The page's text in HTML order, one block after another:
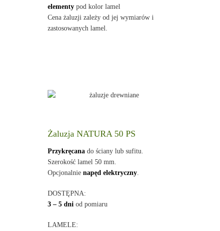
elementypod kolor lamel
Cena żaluzji zależy od jej wymiarów i
zastosowanych lamel.
Żaluzja NATURA 50 PS
Przykręcanado ściany lub sufitu.
Szerokość lamel 50 mm.
Opcjonalnie napęd elektryczny.
DOSTĘPNA:
3 – 5 dni od pomiaru
LAMELE: